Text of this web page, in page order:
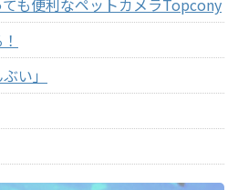
も便利なペットカメラTopcony
い」